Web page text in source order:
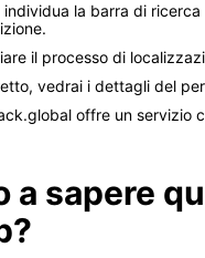
individua la barra di
il processo di
vedrai i dettagli del
offre un servizio
a sapere